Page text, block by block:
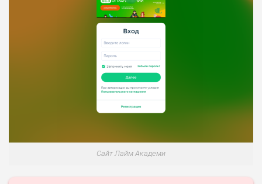
Сайт Лайм Академи